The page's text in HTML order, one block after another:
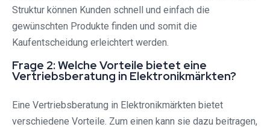
Struktur können Kunden schnell und einfach die
gewünschten Produkte finden und somit die
Kaufentscheidung erleichtert werden.
Frage 2: Welche Vorteile bietet eine
Vertriebsberatung in Elektronikmärkten?
Eine Vertriebsberatung in Elektronikmärkten bietet
verschiedene Vorteile. Zum einen kann sie dazu beitragen,